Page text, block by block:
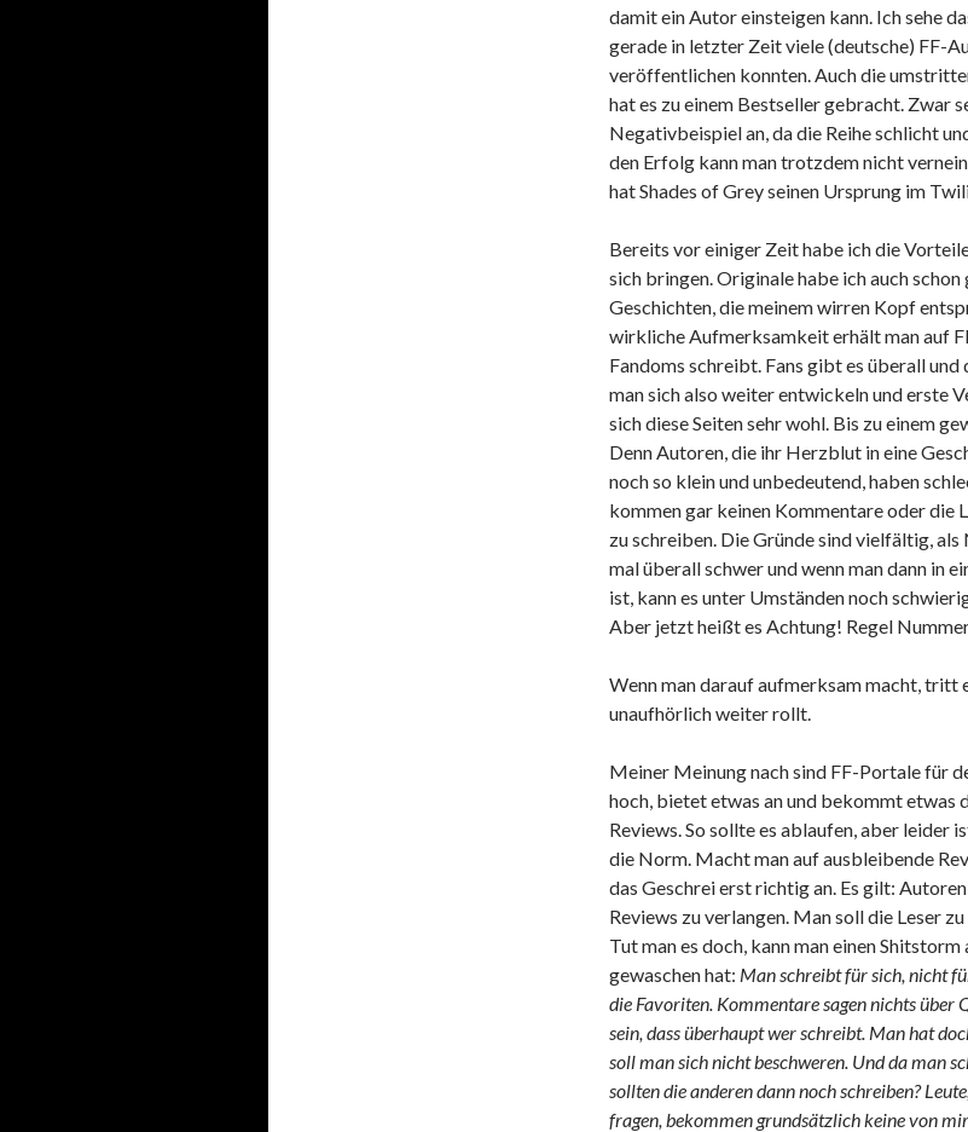
damit ein Autor einsteigen kann. Ich sehe
gerade in letzter Zeit viele (deutsche) FF-
veröffentlichen konnten. Auch die
hat es zu einem Bestseller gebracht. Zwar
Negativbeispiel an, da die Reihe schlicht
den Erfolg kann man trotzdem nicht
hat Shades of Grey seinen Ursprung im
Bereits vor einiger Zeit habe ich die
sich bringen. Originale habe ich auch
Geschichten, die meinem wirren Kopf
wirkliche Aufmerksamkeit erhält man auf
Fandoms schreibt. Fans gibt es überall
man sich also weiter entwickeln und erste
sich diese Seiten sehr wohl. Bis zu einem
Denn Autoren, die ihr Herzblut in eine
noch so klein und unbedeutend, haben
kommen gar keinen Kommentare oder die
zu schreiben. Die Gründe sind vielfältig, als
mal überall schwer und wenn man dann in
ist, kann es unter Umständen noch
Aber jetzt heißt es Achtung! Regel
Wenn man darauf aufmerksam macht, tritt
unaufhörlich weiter rollt.
Meiner Meinung nach sind FF-Portale für
hoch, bietet etwas an und bekommt etwas
Reviews. So sollte es ablaufen, aber leider
die Norm. Macht man auf ausbleibende
das Geschrei erst richtig an. Es gilt:
Reviews zu verlangen. Man soll die Leser
Tut man es doch, kann man einen Shitstorm
gewaschen hat: Man schreibt für sich, nicht
die Favoriten. Kommentare sagen nichts über
sein, dass überhaupt wer schreibt. Man hat
soll man sich nicht beschweren. Und da man
sollten die anderen dann noch schreiben?
fragen, bekommen grundsätzlich keine von